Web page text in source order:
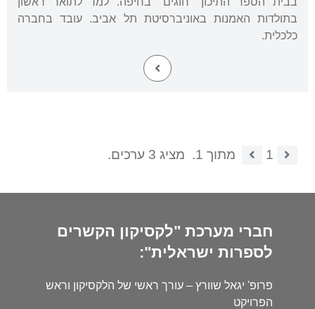
בתולדות האמנות באוניברסיטת תל אביב. עובד בחברה
כלכלית.
1 מתוך 1. מציג 3 ערכים.
חברי מערכת "לקסיקון הקשרים
לספרות ישראלית":
פרופ' יגאל שוורץ – עורך ראשי של הלקסיקון וראש
הפרויקט